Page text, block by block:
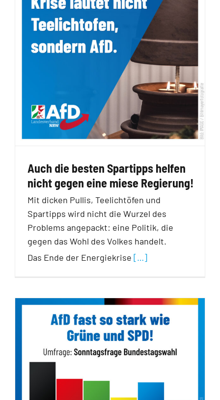
Auch die besten Spartipps helfen
nicht gegen eine miese Regierung!
Mit dicken Pullis, Teelichtöfen und
Spartipps wird nicht die Wurzel des
Problems angepackt: eine Politik, die
gegen das Wohl des Volkes handelt.
Das Ende der Energiekrise […]